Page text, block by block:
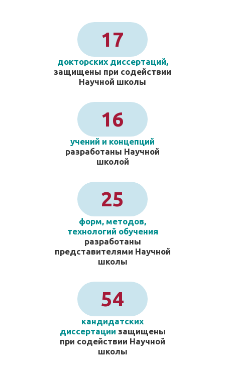
17
докторских диссертаций,
защищены при содействии
Научной школы
16
учений и концепций
разработаны Научной
школой
25
форм, методов,
технологий обучения
разработаны
представителями Научной
школы
54
кандидатских
диссертации защищены
при содействии Научной
школы